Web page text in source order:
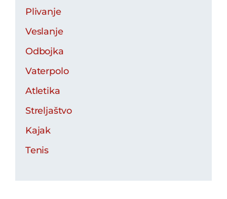
Plivanje
Veslanje
Odbojka
Vaterpolo
Atletika
Streljaštvo
Kajak
Tenis